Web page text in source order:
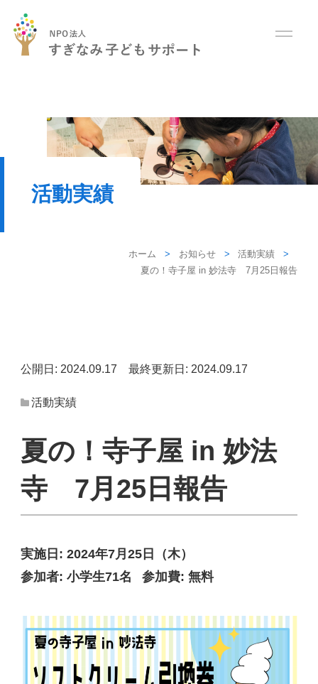
活動実績
ホーム お知らせ
活動実績
夏の！寺子屋 in 妙法寺 7月25日報告
公開日: 2024.09.17 最終更新日: 2024.09.17
活動実績
夏の！寺子屋 in 妙法
寺 7月25日報告
実施日: 2024年7月25日（木）
参加者: 小学生71名 参加費: 無料